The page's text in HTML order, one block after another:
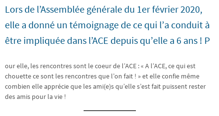
Lors de l’Assemblée générale du 1er février 2020,
elle a donné un témoignage de ce qui l’a conduit à
être impliquée dans l’ACE depuis qu’elle a 6 ans ! P
our elle, les rencontres sont le coeur de l’ACE : « A l’ACE, ce qui est
chouette ce sont les rencontres que l’on fait ! » et elle confie même
combien elle apprécie que les ami(e)s qu’elle s’est fait puissent rester
des amis pour la vie !